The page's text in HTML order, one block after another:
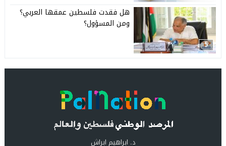
5
هل فقدت فلسطين عمقها العربي؟
ومن المسؤول؟
د. ابراهيم ابراش